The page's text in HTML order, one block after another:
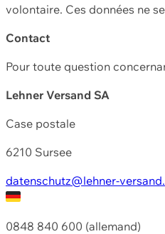
volontaire. Ces données ne
Contact
Pour toute question
Lehner Versand SA
Case postale
6210 Sursee
datenschutz@lehner-
0848 840 600 (allemand)